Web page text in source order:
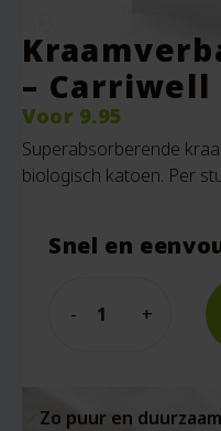
– Carriwell
Voor 9.95
Superabsorberende
biologisch katoen. Per
Snel en
Zo puur en